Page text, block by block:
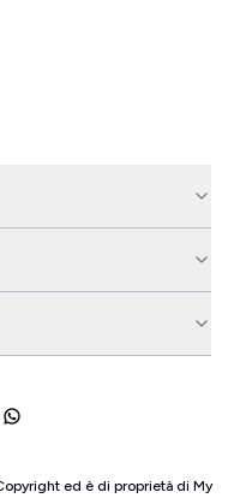
ed è di proprietà di My